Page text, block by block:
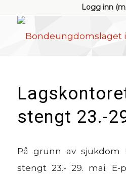
Logg inn
stengt 23.-
På grunn av sjukdom
stengt 23.- 29. mai.